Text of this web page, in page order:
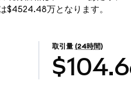
$4524.48万となります。
取引量 (24時間)